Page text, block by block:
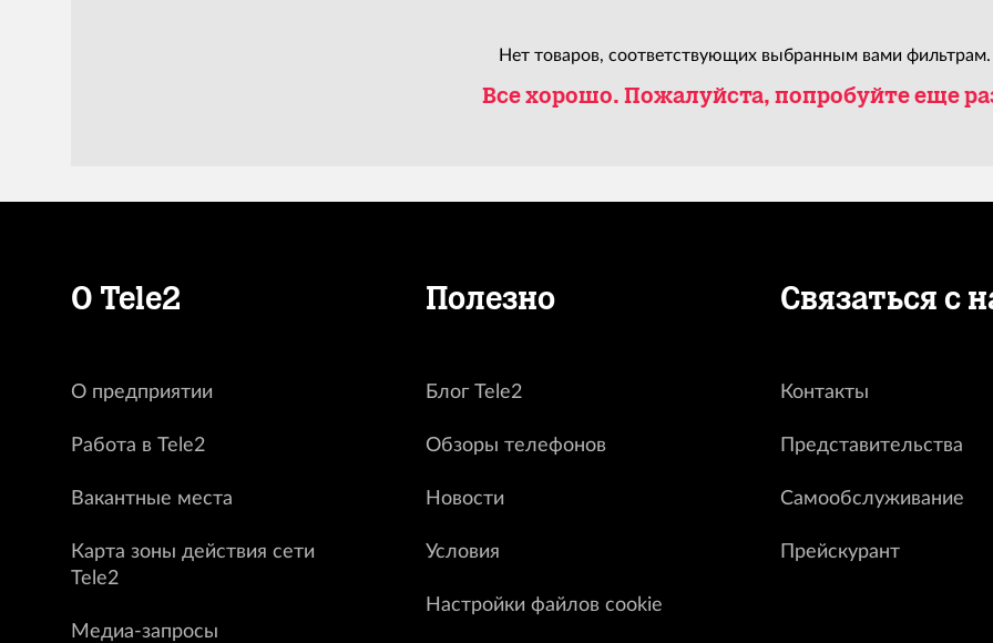
Нет товаров, соответствующих выбранным вами фильтрам.
Все хорошо. Пожалуйста, попробуйте еще
О Tele2
О предприятии
Работа в Tele2
Вакантные места
Карта зоны действия сети
Tele2
Медиа-запросы
Полезно
Блог Tele2
Обзоры телефонов
Новости
Условия
Настройки файлов cookie
Связаться с
Контакты
Представительства
Самообслуживание
Прейскурант